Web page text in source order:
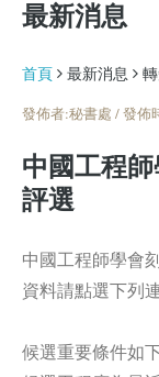
最新消息
首頁 最新消息
發佈者:秘書處 / 發佈
中國工程師
評選
中國工程師學會
資料請點選下列
候選重要條件如